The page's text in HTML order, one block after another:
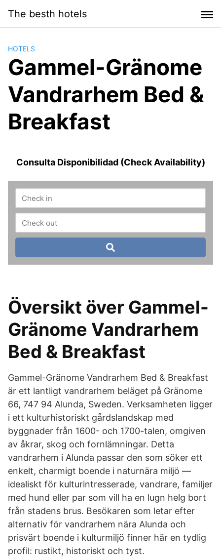
contenido
The besth hotels
HOTELS
Gammel-Gränome
Vandrarhem Bed &
Breakfast
Consulta Disponibilidad (Check Availability)
Översikt över Gammel-
Gränome Vandrarhem
Bed & Breakfast
Gammel-Gränome Vandrarhem Bed & Breakfast
är ett lantligt vandrarhem beläget på Gränome
66, 747 94 Alunda, Sweden. Verksamheten ligger
i ett kulturhistoriskt gårdslandskap med
byggnader från 1600- och 1700-talen, omgiven
av åkrar, skog och fornlämningar. Detta
vandrarhem i Alunda passar den som söker ett
enkelt, charmigt boende i naturnära miljö —
idealiskt för kulturintresserade, vandrare, familjer
med hund eller par som vill ha en lugn helg bort
från stadens brus. Besökaren som letar efter
alternativ för vandrarhem nära Alunda och
prisvärt boende i kulturmiljö finner här en tydlig
profil: rustikt, historiskt och tyst.